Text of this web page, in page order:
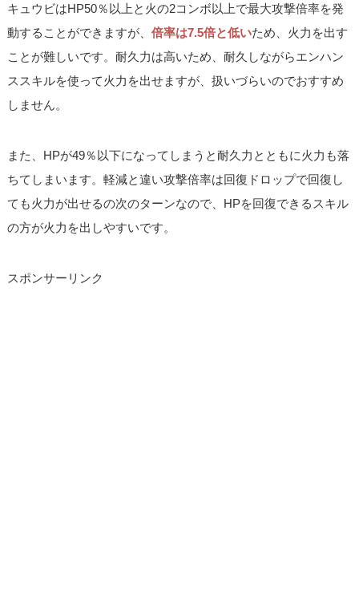
キュウビはHP50％以上と火の2コンボ以上で最大攻撃倍率を発
動することができますが、倍率は7.5倍と低いため、火力を出す
ことが難しいです。耐久力は高いため、耐久しながらエンハン
ススキルを使って火力を出せますが、扱いづらいのでおすすめ
しません。
また、HPが49％以下になってしまうと耐久力とともに火力も落
ちてしまいます。軽減と違い攻撃倍率は回復ドロップで回復し
ても火力が出せるの次のターンなので、HPを回復できるスキル
の方が火力を出しやすいです。
スポンサーリンク